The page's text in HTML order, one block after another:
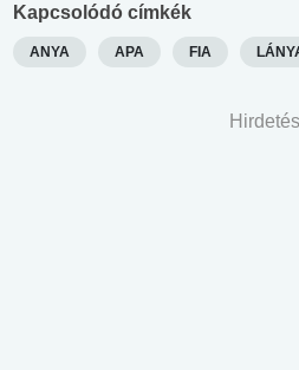
Kapcsolódó címkék
ANYA APA FIA
Hirdetés